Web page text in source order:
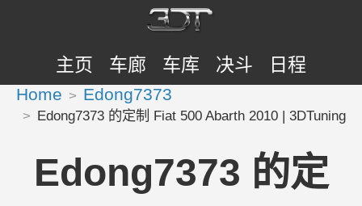
主页 车廊 车库 决斗 日程
Home Edong7373
Edong7373 的定制 Fiat 500 Abarth 2010 | 3DTuning
Edong7373 的定